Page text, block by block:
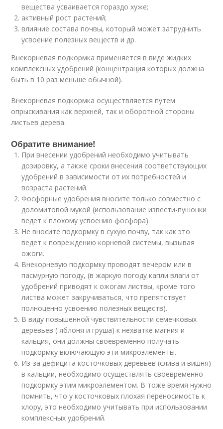
вещества усваивается гораздо хуже;
активный рост растений;
влияние состава почвы, который может затруднить
усвоение полезных веществ и др.
Внекорневая подкормка применяется в виде жидких
комплексных удобрений (концентрация которых должна
быть в 10 раз меньше обычной).
Внекорневая подкормка осуществляется путем
опрыскивания как верхней, так и оборотной стороны
листьев дерева.
Обратите внимание!
При внесении удобрений необходимо учитывать
дозировку, а также сроки внесения соответствующих
удобрений в зависимости от их потребностей и
возраста растений.
Фосфорные удобрения вносите только совместно с
доломитовой мукой (использование извести-пушонки
ведет к плохому усвоению фосфора).
Не вносите подкормку в сухую почву, так как это
ведет к повреждению корневой системы, вызывая
ожоги.
Внекорневую подкормку проводят вечером или в
пасмурную погоду, (в жаркую погоду капли влаги от
удобрений приводят к ожогам листвы, кроме того
листва может закручиваться, что препятствует
полноценно усвоению полезных веществ).
В виду повышенной чувствительности семечковых
деревьев ( яблоня и груша) к нехватке магния и
кальция, они должны своевременно получать
подкормку включающую эти микроэлементы.
Из-за дефицита косточковых деревьев (слива и вишня)
в кальции, необходимо осуществлять своевременно
подкормку этим микроэлементом. В тоже время нужно
помнить, что у косточковых плохая переносимость к
хлору, это необходимо учитывать при использовании
комплексных удобрений.